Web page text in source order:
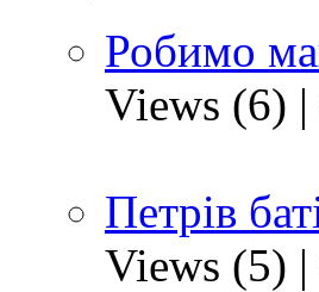
Робимо
Views (6) |
Петрів
Views (5) |